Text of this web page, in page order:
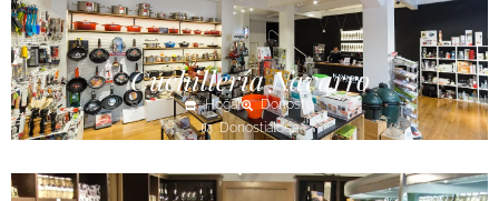
Cuchillería Navarro
Hogar
Donostia
Donostialdea